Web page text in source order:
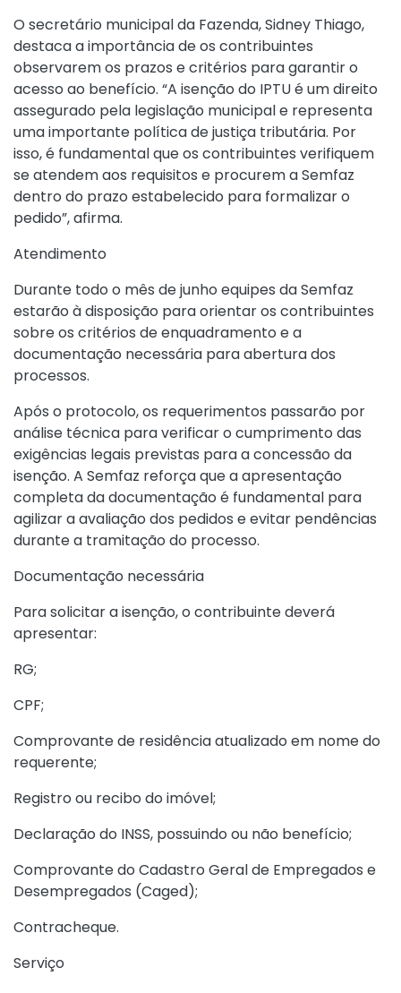
O secretário municipal da Fazenda, Sidney Thiago,
destaca a importância de os contribuintes
observarem os prazos e critérios para garantir o
acesso ao benefício. “A isenção do IPTU é um direito
assegurado pela legislação municipal e representa
uma importante política de justiça tributária. Por
isso, é fundamental que os contribuintes verifiquem
se atendem aos requisitos e procurem a Semfaz
dentro do prazo estabelecido para formalizar o
pedido”, afirma.
Atendimento
Durante todo o mês de junho equipes da Semfaz
estarão à disposição para orientar os contribuintes
sobre os critérios de enquadramento e a
documentação necessária para abertura dos
processos.
Após o protocolo, os requerimentos passarão por
análise técnica para verificar o cumprimento das
exigências legais previstas para a concessão da
isenção. A Semfaz reforça que a apresentação
completa da documentação é fundamental para
agilizar a avaliação dos pedidos e evitar pendências
durante a tramitação do processo.
Documentação necessária
Para solicitar a isenção, o contribuinte deverá
apresentar:
RG;
CPF;
Comprovante de residência atualizado em nome do
requerente;
Registro ou recibo do imóvel;
Declaração do INSS, possuindo ou não benefício;
Comprovante do Cadastro Geral de Empregados e
Desempregados (Caged);
Contracheque.
Serviço